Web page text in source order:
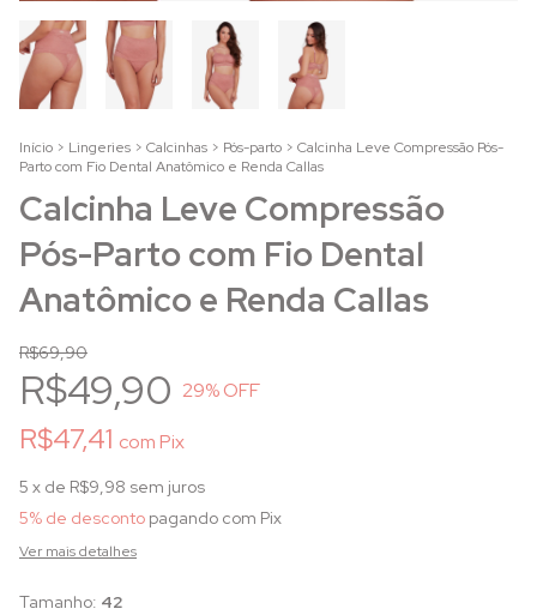
Início > Lingeries > Calcinhas > Pós-parto > Calcinha Leve Compressão Pós-
Parto com Fio Dental Anatômico e Renda Callas
Calcinha Leve Compressão
Pós-Parto com Fio Dental
Anatômico e Renda Callas
R$69,90
R$49,90 29% OFF
R$47,41 com Pix
5 x de R$9,98 sem juros
5% de desconto pagando com Pix
Ver mais detalhes
Tamanho: 42